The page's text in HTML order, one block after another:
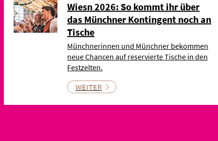
Wiesn 2026: So kommt ihr über
das Münchner Kontingent noch an
Tische
Münchnerinnen und Münchner bekommen
neue Chancen auf reservierte Tische in den
Festzelten.
WEITER